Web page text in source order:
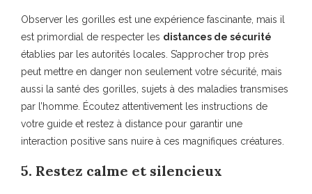
Observer les gorilles est une expérience fascinante, mais il
est primordial de respecter les distances de sécurité
établies par les autorités locales. S’approcher trop près
peut mettre en danger non seulement votre sécurité, mais
aussi la santé des gorilles, sujets à des maladies transmises
par l’homme. Écoutez attentivement les instructions de
votre guide et restez à distance pour garantir une
interaction positive sans nuire à ces magnifiques créatures.
5. Restez calme et silencieux